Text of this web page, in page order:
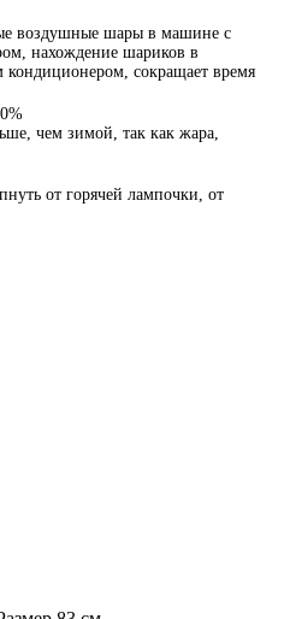
воздушные шары в машине с
нахождение шариков в
сокращает время
чем зимой, так как жара,
от горячей лампочки, от